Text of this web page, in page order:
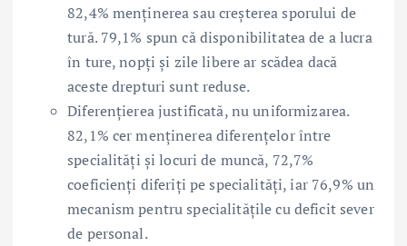
82,4% menținerea sau creșterea sporului de
tură. 79,1% spun că disponibilitatea de a lucra
în ture, nopți și zile libere ar scădea dacă
aceste drepturi sunt reduse.
Diferențierea justificată, nu uniformizarea.
82,1% cer menținerea diferențelor între
specialități și locuri de muncă, 72,7%
coeficienți diferiți pe specialități, iar 76,9% un
mecanism pentru specialitățile cu deficit sever
de personal.